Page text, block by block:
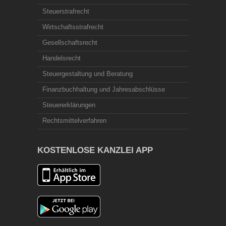
Steuerstrafrecht
Wirtschaftsstrafrecht
Gesellschaftsrecht
Handelsrecht
Steuergestaltung und Beratung
Finanzbuchhaltung und Jahresabschlüsse
Steuererklärungen
Rechtsmittelverfahren
KOSTENLOSE KANZLEI APP